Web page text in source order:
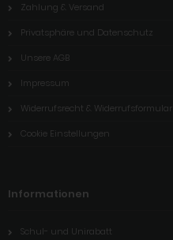
Zahlung & Versand
Privatsphäre und Datenschutz
Unsere AGB
Impressum
Widerrufsrecht & Widerrufsformular
Cookie Einstellungen
Informationen
Schul- und Unirabatt